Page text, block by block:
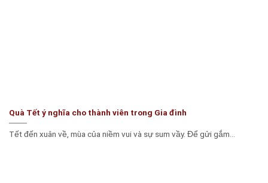
Quà Tết ý nghĩa cho thành viên trong Gia đình
Tết đến xuân về, mùa của niềm vui và sự sum vầy. Để gửi gắm...